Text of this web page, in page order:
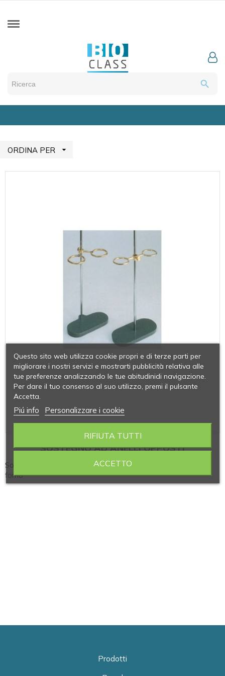
search
ORDINA PER 
SOSTEGNO AD ANELLI OPPOSTI
Sostegno per filtrare ad anelli opposti in acciaio verniciato a
forno
Prodotti
Questo sito web utilizza cookie propri e di terze parti per
migliorare i nostri servizi e mostrarti pubblicità relativa alle
tue preferenze analizzando le tue abitudinidi navigazione.
Per dare il tuo consenso al suo utilizzo, premi il pulsante
Accetta.
Piú info Personalizzare i cookie
RIFIUTA TUTTI
ACCETTO